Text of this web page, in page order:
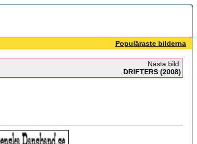
Populäraste bilderna
Nästa bild:
DRIFTERS (2008)